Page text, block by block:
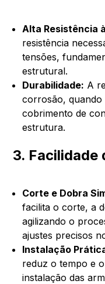
Alta Resistência
resistência
tensões,
estrutural.
Durabilidade: A
corrosão, quando
cobrimento de
estrutura.
3. Facilidade
Corte e Dobra
facilita o corte, a
agilizando o
ajustes precisos
Instalação
reduz o tempo e
instalação das